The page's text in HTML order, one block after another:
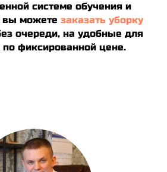
системе обучения и
вы можете заказать уборку
очереди, на удобные для
фиксированной цене.